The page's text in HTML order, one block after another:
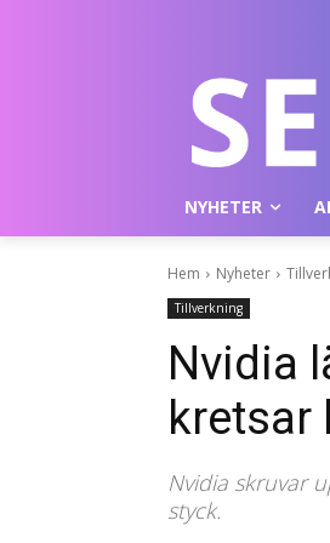
NYHETER
Hem Nyheter
Tillverkning
Nvidia
kretsar
Nvidia skruvar
styck.